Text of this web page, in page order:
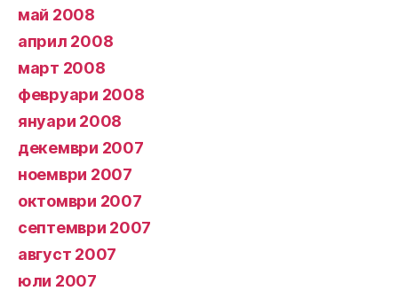
май 2008
април 2008
март 2008
февруари 2008
януари 2008
декември 2007
ноември 2007
октомври 2007
септември 2007
август 2007
юли 2007